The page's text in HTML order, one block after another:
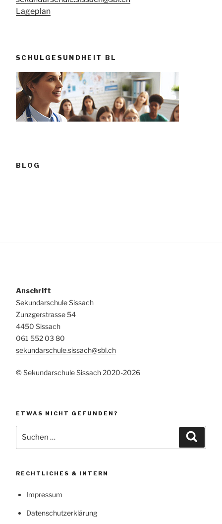
Lageplan
SCHULGESUNDHEIT BL
BLOG
Anschrift
Sekundarschule Sissach
Zunzgerstrasse 54
4450 Sissach
061 552 03 80
sekundarschule.sissach@sbl.ch
© Sekundarschule Sissach 2020-2026
ETWAS NICHT GEFUNDEN?
nach:
RECHTLICHES & INTERN
Impressum
Datenschutzerklärung